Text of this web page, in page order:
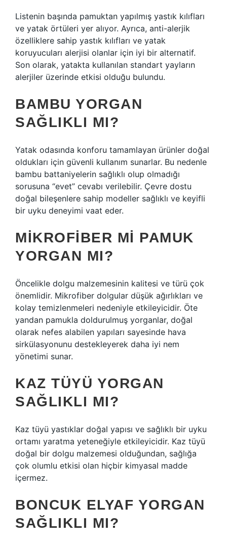
Listenin başında pamuktan yapılmış yastık kılıfları
ve yatak örtüleri yer alıyor. Ayrıca, anti-alerjik
özelliklere sahip yastık kılıfları ve yatak
koruyucuları alerjisi olanlar için iyi bir alternatif.
Son olarak, yatakta kullanılan standart yayların
alerjiler üzerinde etkisi olduğu bulundu.
BAMBU YORGAN
SAĞLIKLI MI?
Yatak odasında konforu tamamlayan ürünler doğal
oldukları için güvenli kullanım sunarlar. Bu nedenle
bambu battaniyelerin sağlıklı olup olmadığı
sorusuna “evet” cevabı verilebilir. Çevre dostu
doğal bileşenlere sahip modeller sağlıklı ve keyifli
bir uyku deneyimi vaat eder.
MIKROFIBER MI PAMUK
YORGAN MI?
Öncelikle dolgu malzemesinin kalitesi ve türü çok
önemlidir. Mikrofiber dolgular düşük ağırlıkları ve
kolay temizlenmeleri nedeniyle etkileyicidir. Öte
yandan pamukla doldurulmuş yorganlar, doğal
olarak nefes alabilen yapıları sayesinde hava
sirkülasyonunu destekleyerek daha iyi nem
yönetimi sunar.
KAZ TÜYÜ YORGAN
SAĞLIKLI MI?
Kaz tüyü yastıklar doğal yapısı ve sağlıklı bir uyku
ortamı yaratma yeteneğiyle etkileyicidir. Kaz tüyü
doğal bir dolgu malzemesi olduğundan, sağlığa
çok olumlu etkisi olan hiçbir kimyasal madde
içermez.
BONCUK ELYAF YORGAN
SAĞLIKLI MI?